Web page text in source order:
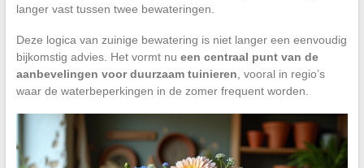
langer vast tussen twee bewateringen.
Deze logica van zuinige bewatering is niet langer een eenvoudig
bijkomstig advies. Het vormt nu een centraal punt van de
aanbevelingen voor duurzaam tuinieren , vooral in regio’s
waar de waterbeperkingen in de zomer frequent worden.